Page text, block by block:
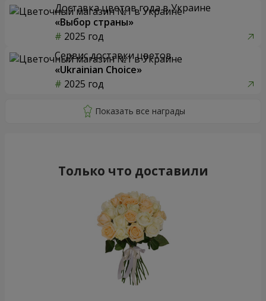
Доставка цветов года в Украине
«Выбор страны»
2025 год
Сервис доставки цветов
«Ukrainian Choice»
2025 год
Только что доставили